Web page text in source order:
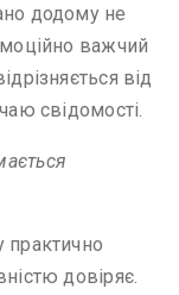
додому не
важчий
від
свідомості.
довіряє.